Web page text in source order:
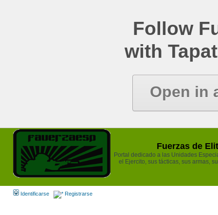
Follow
with
Open in
Fuerzas de
Portal dedicado a las Unidades
el Ejercito, sus tácticas, sus armas,
Identificarse Registrarse